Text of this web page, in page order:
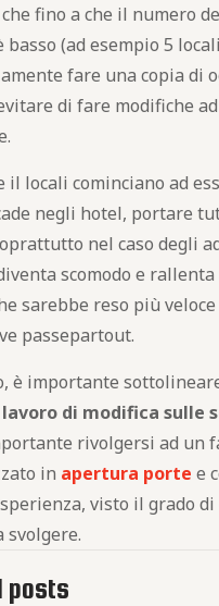
fino a che il numero
(ad esempio 5
fare una copia di
di fare modifiche
il locali cominciano ad
negli hotel, portare
nel caso degli
scomodo e rallenta
sarebbe reso più
passepartout.
è importante
lavoro di modifica sulle
rivolgersi ad un
in apertura porte e
visto il grado
svolgere.
posts